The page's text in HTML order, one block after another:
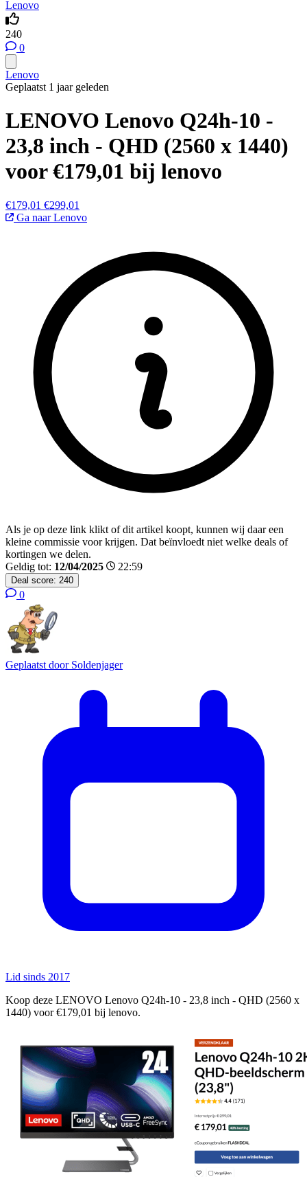
Lenovo
240
0
Lenovo
Geplaatst 1 jaar geleden
LENOVO Lenovo Q24h-10 -
23,8 inch - QHD (2560 x 1440)
voor €179,01 bij lenovo
€179,01 €299,01
Ga naar Lenovo
Als je op deze link klikt of dit artikel koopt, kunnen wij daar een
kleine commissie voor krijgen. Dat beïnvloedt niet welke deals of
kortingen we delen.
Geldig tot: 12/04/2025 22:59
Deal score: 240
0
Geplaatst door Soldenjager
Lid sinds 2017
Koop deze LENOVO Lenovo Q24h-10 - 23,8 inch - QHD (2560 x
1440) voor €179,01 bij lenovo.